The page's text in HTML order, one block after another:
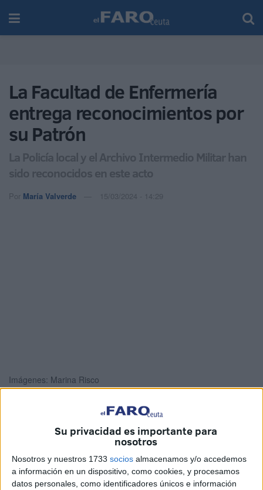
Su privacidad es importante para
nosotros
Nosotros y nuestros 1733 socios almacenamos y/o accedemos
a información en un dispositivo, como cookies, y procesamos
datos personales, como identificadores únicos e información
La Facultad de Enfermería
entrega reconocimientos por
su Patrón
La Policía local y el Archivo Intermedio Militar han
sido reconocidos en este acto
Por María Valverde 15/03/2024 - 14:29
Imágenes: Marina Risco
Facultad de Enfermeríade Ceuta ha entregado
profesorado como al alumnado en el día de su Patrón.
Como cada año, el grado ofertado por la UGR en la ciudad